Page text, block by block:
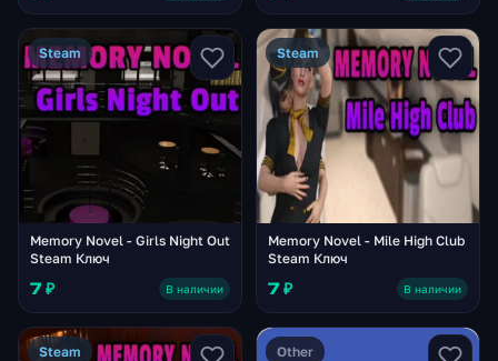
Steam
Memory Novel - Girls Night Out
Steam Ключ
7 ₽ В наличии
Steam
Memory Novel - Mile High Club
Steam Ключ
7 ₽ В наличии
Steam Other